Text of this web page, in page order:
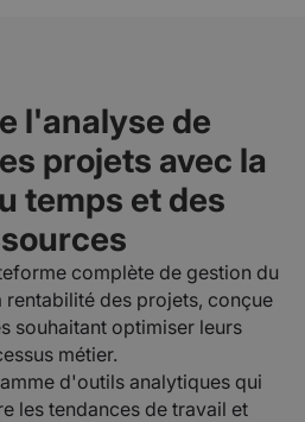
l'analyse de
projets avec la
temps et des
complète de gestion du
rentabilité des projets, conçue
souhaitant optimiser leurs
métier.
d'outils analytiques qui
les tendances de travail et